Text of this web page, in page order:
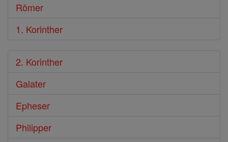
Römer
1. Korinther
2. Korinther
Galater
Epheser
Philipper